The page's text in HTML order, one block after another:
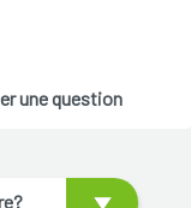
une question